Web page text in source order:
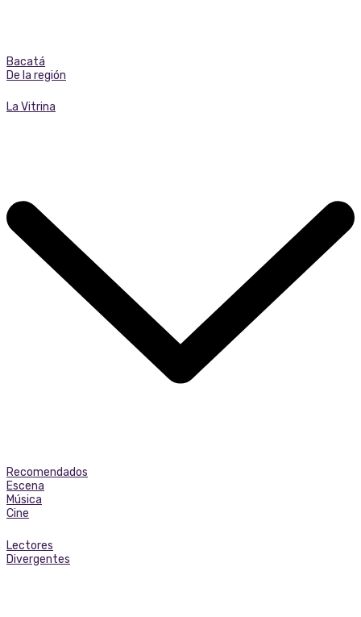
Bacatá
De la región
La Vitrina
Recomendados
Escena
Música
Cine
Lectores
Divergentes